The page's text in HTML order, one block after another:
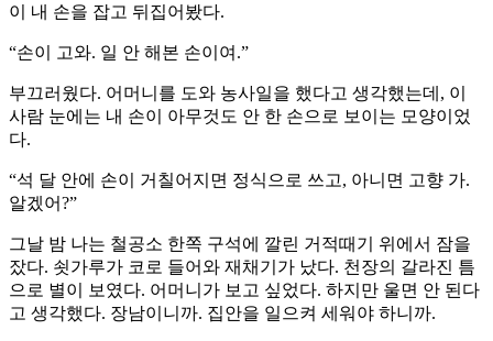
이 내 손을 잡고 뒤집어봤다.
“손이 고와. 일 안 해본 손이여.”
부끄러웠다. 어머니를 도와 농사일을 했다고 생각했는데, 이
사람 눈에는 내 손이 아무것도 안 한 손으로 보이는 모양이었
다.
“석 달 안에 손이 거칠어지면 정식으로 쓰고, 아니면 고향 가.
알겠어?”
그날 밤 나는 철공소 한쪽 구석에 깔린 거적때기 위에서 잠을
잤다. 쇳가루가 코로 들어와 재채기가 났다. 천장의 갈라진 틈
으로 별이 보였다. 어머니가 보고 싶었다. 하지만 울면 안 된다
고 생각했다. 장남이니까. 집안을 일으켜 세워야 하니까.